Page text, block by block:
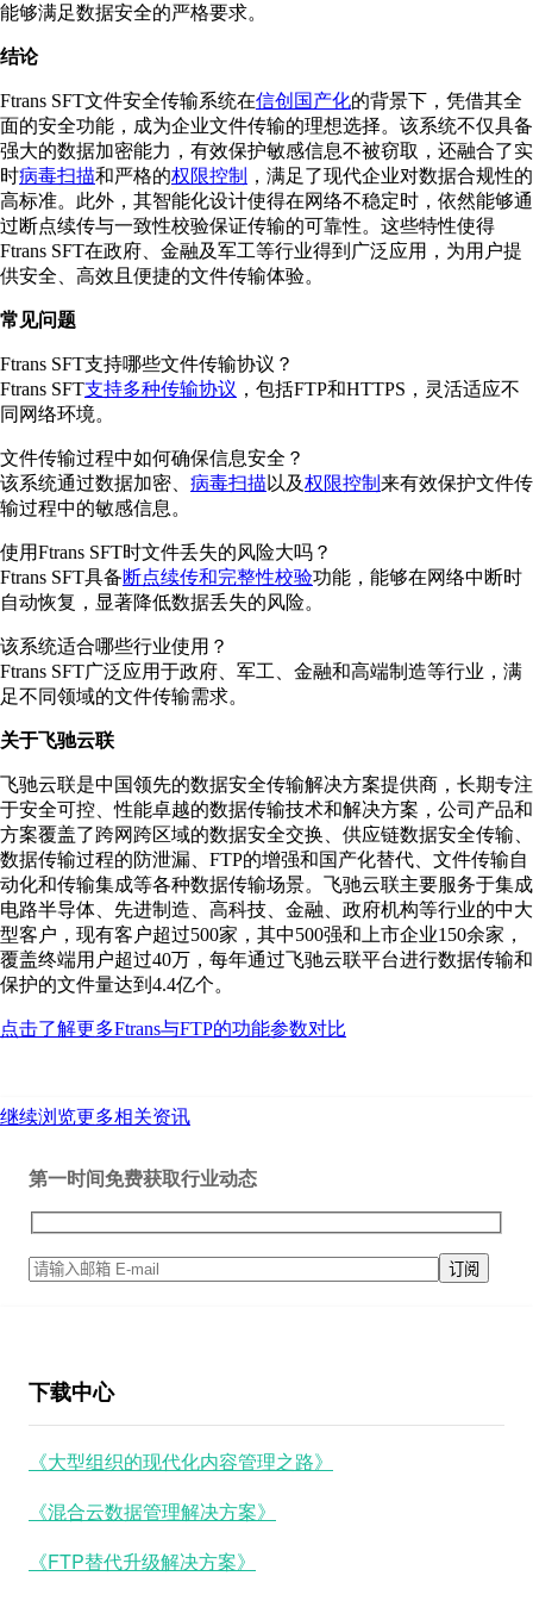
能够满足数据安全的严格要求。
结论
Ftrans SFT文件安全传输系统在信创国产化的背景下，凭借其全
面的安全功能，成为企业文件传输的理想选择。该系统不仅具备
强大的数据加密能力，有效保护敏感信息不被窃取，还融合了实
时病毒扫描和严格的权限控制
，满足了现代企业对数据合规性的
高标准。此外，其智能化设计使得在网络不稳定时，依然能够通
过断点续传与一致性校验保证传输的可靠性。这些特性使得
Ftrans SFT在政府、金融及军工等行业得到广泛应用，为用户提
供安全、高效且便捷的文件传输体验。
常见问题
Ftrans SFT支持哪些文件传输协议？
Ftrans SFT支持多种传输协议 ，包括FTP和HTTPS，灵活适应不
同网络环境。
文件传输过程中如何确保信息安全？
该系统通过数据加密、 病毒扫描 以及权限控制 来有效保护文件传
输过程中的敏感信息。
使用Ftrans SFT时文件丢失的风险大吗？
Ftrans SFT具备断点续传和完整性校验功能，能够在网络中断时
自动恢复，显著降低数据丢失的风险。
该系统适合哪些行业使用？
Ftrans SFT广泛应用于政府、军工、金融和高端制造等行业，满
足不同领域的文件传输需求。
关于飞驰云联
飞驰云联是中国领先的数据安全传输解决方案提供商，长期专注
于安全可控、性能卓越的数据传输技术和解决方案，公司产品和
方案覆盖了跨网跨区域的数据安全交换、供应链数据安全传输、
数据传输过程的防泄漏、FTP的增强和国产化替代、文件传输自
动化和传输集成等各种数据传输场景。飞驰云联主要服务于集成
电路半导体、先进制造、高科技、金融、政府机构等行业的中大
型客户，现有客户超过500家，其中500强和上市企业150余家，
覆盖终端用户超过40万，每年通过飞驰云联平台进行数据传输和
保护的文件量达到4.4亿个。
点击了解更多Ftrans与FTP的功能参数对比
继续浏览更多相关资讯
第一时间免费获取行业动态
下载中心
《大型组织的现代化内容管理之路》
《混合云数据管理解决方案》
《FTP替代升级解决方案》